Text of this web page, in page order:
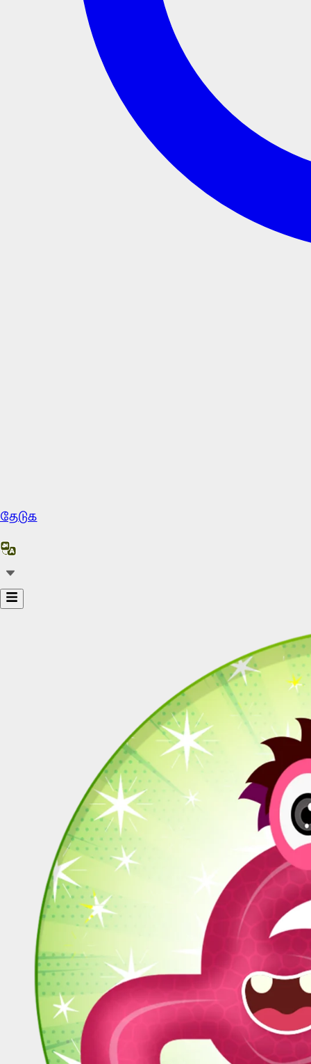
தேடுக